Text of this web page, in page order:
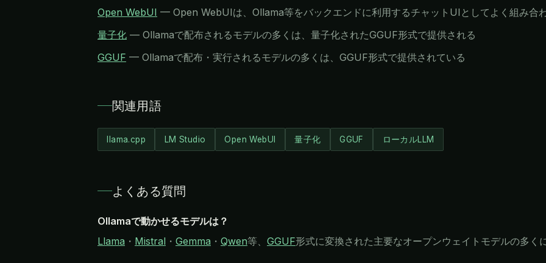
Open WebUI — Open WebUIは、Ollama等をバックエンドに利用するチャットUIとしてよく組み合
量子化 — Ollamaで配布されるモデルの多くは、量子化されたGGUF形式で提供される
GGUF — Ollamaで配布・実行されるモデルの多くは、GGUF形式で提供されている
関連用語
llama.cpp LM Studio Open WebUI 量子化 GGUF ローカルLLM
よくある質問
Ollamaで動かせるモデルは？
Llama ・ Mistral ・ Gemma ・ Qwen等、 GGUF形式に変換された主要なオープンウェイトモデルの多く